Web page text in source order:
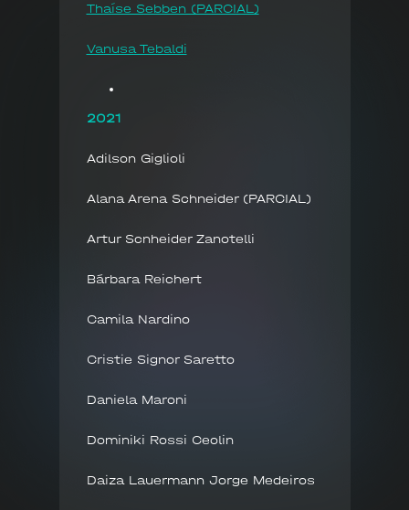
Thaíse Sebben (PARCIAL)
Vanusa Tebaldi
2021
Adilson Giglioli
Alana Arena Schneider (PARCIAL)
Artur Scnheider Zanotelli
Bárbara Reichert
Camila Nardino
Cristie Signor Saretto
Daniela Maroni
Dominiki Rossi Ceolin
Daiza Lauermann Jorge Medeiros